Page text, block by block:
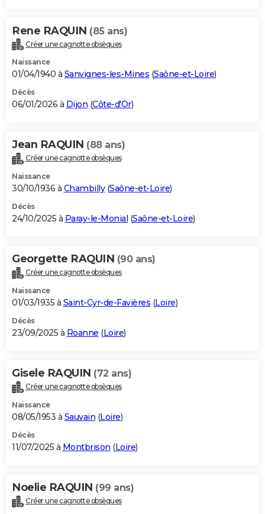
Rene RAQUIN (85 ans)
Créer une cagnotte obsèques
Naissance
01/04/1940 à Sanvignes-les-Mines (Saône-et-Loire)
Décès
06/01/2026 à Dijon (Côte-d'Or)
Jean RAQUIN (88 ans)
Créer une cagnotte obsèques
Naissance
30/10/1936 à Chambilly(Saône-et-Loire)
Décès
24/10/2025 à Paray-le-Monial (Saône-et-Loire)
Georgette RAQUIN (90 ans)
Créer une cagnotte obsèques
Naissance
01/03/1935 à Saint-Cyr-de-Favières (Loire)
Décès
23/09/2025 à Roanne (Loire)
Gisele RAQUIN (72 ans)
Créer une cagnotte obsèques
Naissance
08/05/1953 à Sauvain (Loire)
Décès
11/07/2025 à Montbrison (Loire)
Noelie RAQUIN (99 ans)
Créer une cagnotte obsèques